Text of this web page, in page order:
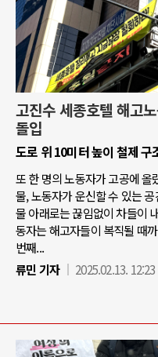
고진수 세종호텔 해고
돌입
도로 위 10미터 높이 철제
또 한 명의 노동자가 고공에 올
물, 노동자가 운신할 수 있는
물 아래로는 끊임없이 차들이
동자는 해고자들이 복직될 때
번째...
류민 기자
2025.02.13. 12:23